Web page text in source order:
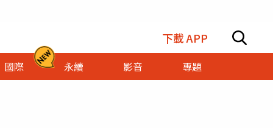
下載 APP
國際 永續 影音 專題